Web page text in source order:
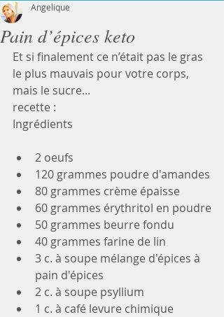
Pain d’épices keto
Angelique
Et si finalement ce n’était pas le gras
le plus mauvais pour votre corps,
mais le sucre...
recette :
Ingrédients
2 oeufs
120 grammes poudre d'amandes
80 grammes crème épaisse
60 grammes érythritol en poudre
50 grammes beurre fondu
40 grammes farine de lin
3 c. à soupe mélange d'épices à
pain d'épices
2 c. à soupe psyllium
1 c. à café levure chimique